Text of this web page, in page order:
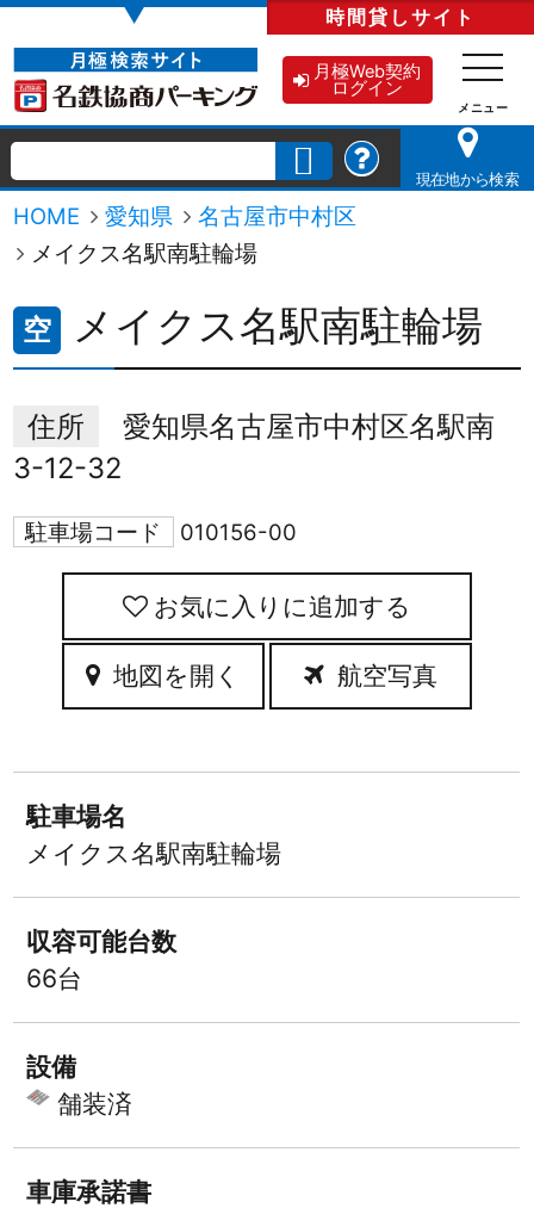
▼ 時間貸しサイト
月極Web契約
ログイン
現在地から検索
HOME 愛知県
名古屋市中村区
メイクス名駅南駐輪場
空 メイクス名駅南駐輪場
住所
愛知県名古屋市中村区名駅南
3-12-32
駐車場コード 010156-00
お気に入りに追加
地図を開く 航空写真
駐車場名
メイクス名駅南駐輪場
収容可能台数
66台
設備
舗装済
車庫承諾書